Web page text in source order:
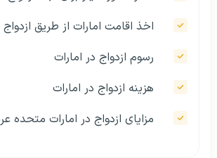
اخذ اقامت امارات از طریق ازدواج
رسوم ازدواج در امارات
هزینه ازدواج در امارات
مزایای ازدواج در امارات متحده